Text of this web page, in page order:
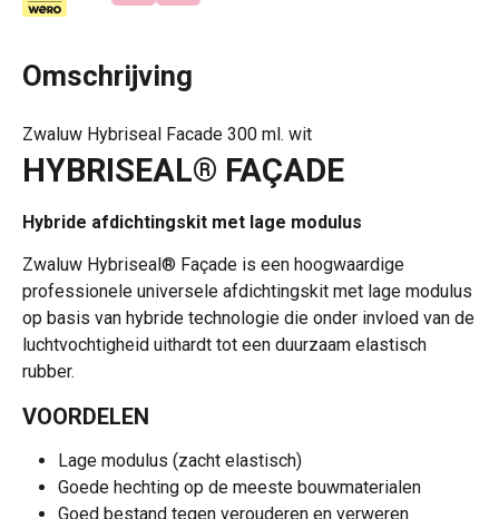
Omschrijving
Zwaluw Hybriseal Facade 300 ml. wit
HYBRISEAL® FAÇADE
Hybride afdichtingskit met lage modulus
Zwaluw Hybriseal® Façade is een hoogwaardige
professionele universele afdichtingskit met lage modulus
op basis van hybride technologie die onder invloed van de
luchtvochtigheid uithardt tot een duurzaam elastisch
rubber.
VOORDELEN
Lage modulus (zacht elastisch)
Goede hechting op de meeste bouwmaterialen
Goed bestand tegen verouderen en verweren